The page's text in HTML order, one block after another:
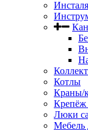
Котлы
Краны/
Крепёж
Люки
Мебель